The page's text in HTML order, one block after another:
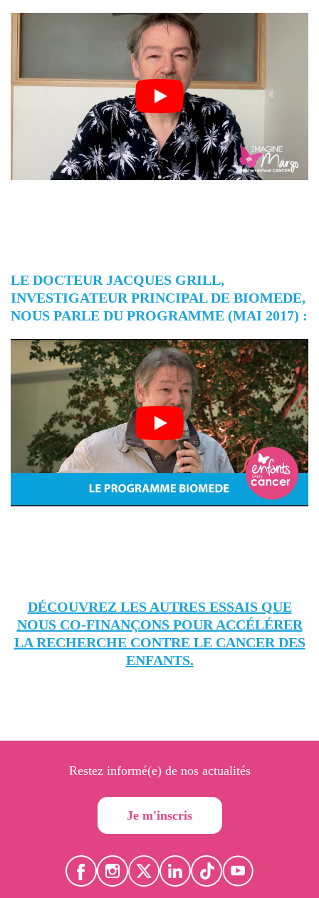
LE DOCTEUR JACQUES GRILL,
INVESTIGATEUR PRINCIPAL DE BIOMEDE,
NOUS PARLE DU PROGRAMME (MAI 2017) :
DÉCOUVREZ LES AUTRES ESSAIS QUE
NOUS CO-FINANÇONS POUR ACCÉLÉRER
LA RECHERCHE CONTRE LE CANCER DES
ENFANTS.
Restez informé(e) de nos actualités
Je m'inscris